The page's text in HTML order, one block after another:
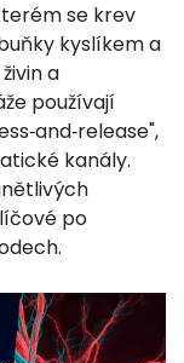
se krev
kyslíkem a
a
používají
kanály.
po